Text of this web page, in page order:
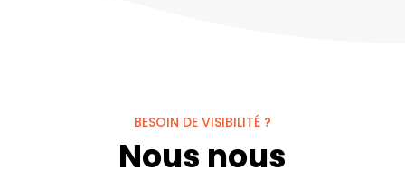
BESOIN DE VISIBILITÉ ?
Nous nous